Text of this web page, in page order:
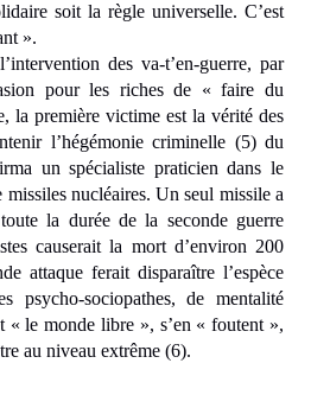
soit la règle universelle. C’est
».
des va-t’en-guerre, par
pour les riches de « faire du
la première victime est la vérité des
l’hégémonie criminelle (5) du
un spécialiste praticien dans le
nucléaires. Un seul missile a
la durée de la seconde guerre
causerait la mort d’environ 200
attaque ferait disparaître l’espèce
psycho-sociopathes, de mentalité
« le monde libre », s’en « foutent »,
au niveau extrême (6).